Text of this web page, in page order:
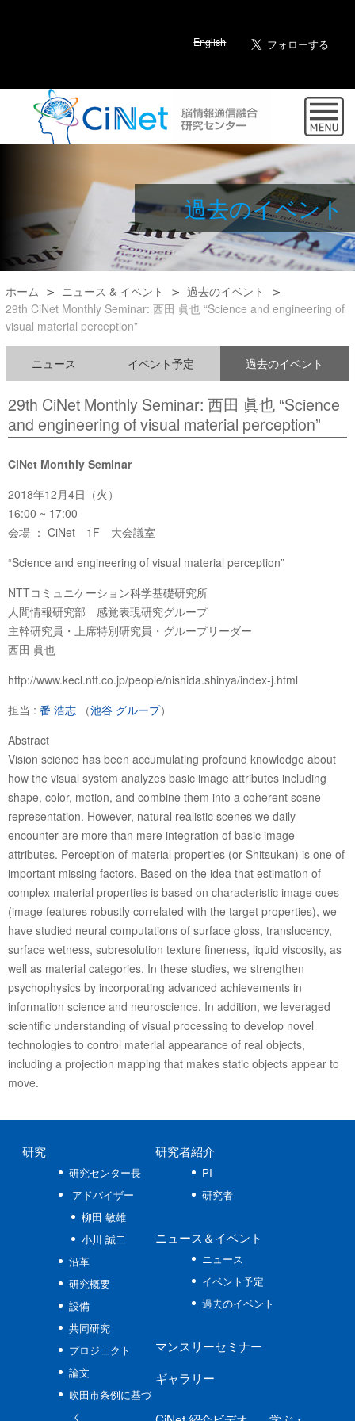
English
過去のイベント
ホーム ニュース & イベント
過去のイベント
29th CiNet Monthly Seminar: 西田 眞也 “Science and engineering of
visual material perception”
ニュース イベント予定 過去のイベント
29th CiNet Monthly Seminar: 西田 眞也 “Science
and engineering of visual material perception”
CiNet Monthly Seminar
2018年12月4日（火）
16:00 ~ 17:00
会場 ： CiNet 1F 大会議室
“Science and engineering of visual material perception”
NTTコミュニケーション科学基礎研究所
人間情報研究部 感覚表現研究グループ
主幹研究員・上席特別研究員・グループリーダー
西田 眞也
http://www.kecl.ntt.co.jp/people/nishida.shinya/index-j.html
担当 : 番 浩志 （池谷 グループ）
Abstract
Vision science has been accumulating profound knowledge about
how the visual system analyzes basic image attributes including
shape, color, motion, and combine them into a coherent scene
representation. However, natural realistic scenes we daily
encounter are more than mere integration of basic image
attributes. Perception of material properties (or Shitsukan) is one of
important missing factors. Based on the idea that estimation of
complex material properties is based on characteristic image cues
(image features robustly correlated with the target properties), we
have studied neural computations of surface gloss, translucency,
surface wetness, subresolution texture fineness, liquid viscosity, as
well as material categories. In these studies, we strengthen
psychophysics by incorporating advanced achievements in
information science and neuroscience. In addition, we leveraged
scientific understanding of visual processing to develop novel
technologies to control material appearance of real objects,
including a projection mapping that makes static objects appear to
move.
研究
研究センター長
アドバイザー
柳田 敏雄
小川 誠二
沿革
研究概要
設備
共同研究
プロジェクト
論文
吹田市条例に基づ
く
研究者紹介
PI
研究者
ニュース ＆イベント
ニュース
イベント予定
過去のイベント
マンスリーセミナー
ギャラリー